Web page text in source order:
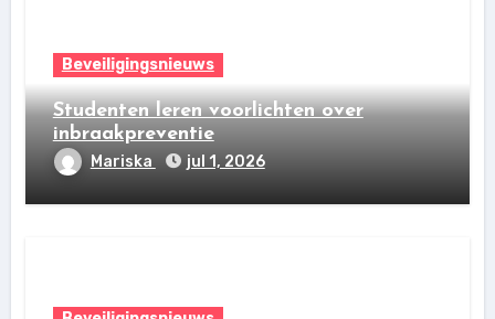
Beveiligingsnieuws
Studenten leren voorlichten over
inbraakpreventie
Mariska jul 1, 2026